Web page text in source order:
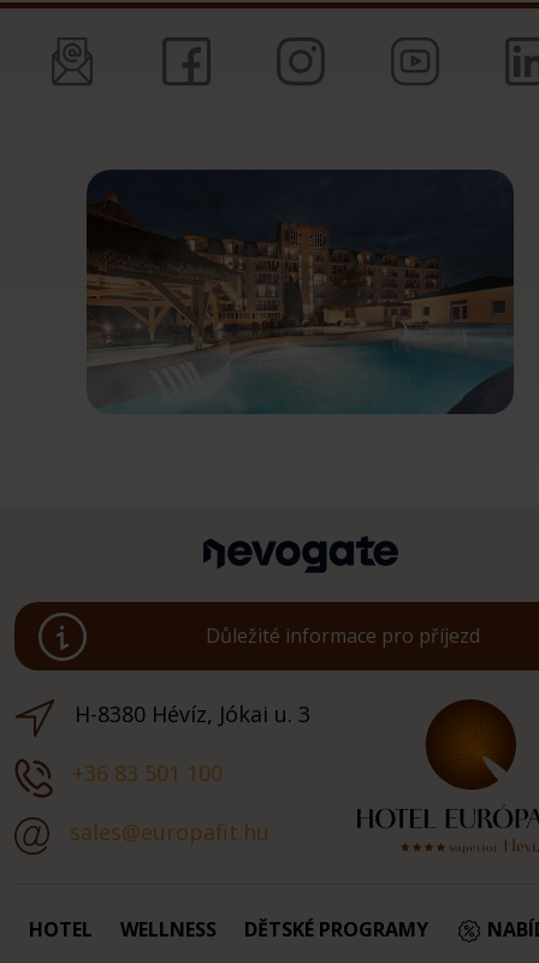
Důležité informace pro příjezd
H-8380 Hévíz, Jókai u. 3
+36 83 501 100
sales@europafit.hu
HOTEL WELLNESS DĚTSKÉ PROGRAMY